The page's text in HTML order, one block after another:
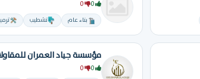
0
0
بناء عام تشطيب
مؤسسة جياد العمران
0
0